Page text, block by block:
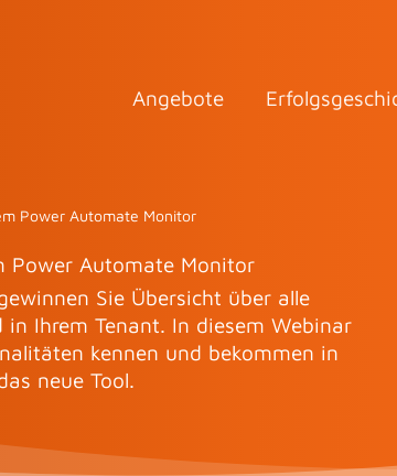
Angebote
Power Automate Monitor
Power Automate Monitor
Sie Übersicht über alle
Ihrem Tenant. In diesem Webinar
kennen und bekommen in
neue Tool.